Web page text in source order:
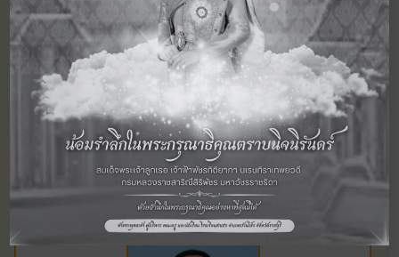
นางสาวกวินนาฏ นรมั่ง
ครูผู้สอน